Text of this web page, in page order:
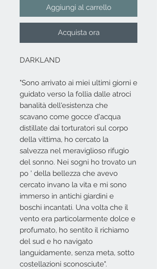
Aggiungi al carrello
Acquista ora
DARKLAND
"Sono arrivato ai miei ultimi giorni e
guidato verso la follia dalle atroci
banalità dell'esistenza che
scavano come gocce d'acqua
distillate dai torturatori sul corpo
della vittima, ho cercato la
salvezza nel meraviglioso rifugio
del sonno. Nei sogni ho trovato un
po ' della bellezza che avevo
cercato invano la vita e mi sono
immerso in antichi giardini e
boschi incantati. Una volta che il
vento era particolarmente dolce e
profumato, ho sentito il richiamo
del sud e ho navigato
languidamente, senza meta, sotto
costellazioni sconosciute".